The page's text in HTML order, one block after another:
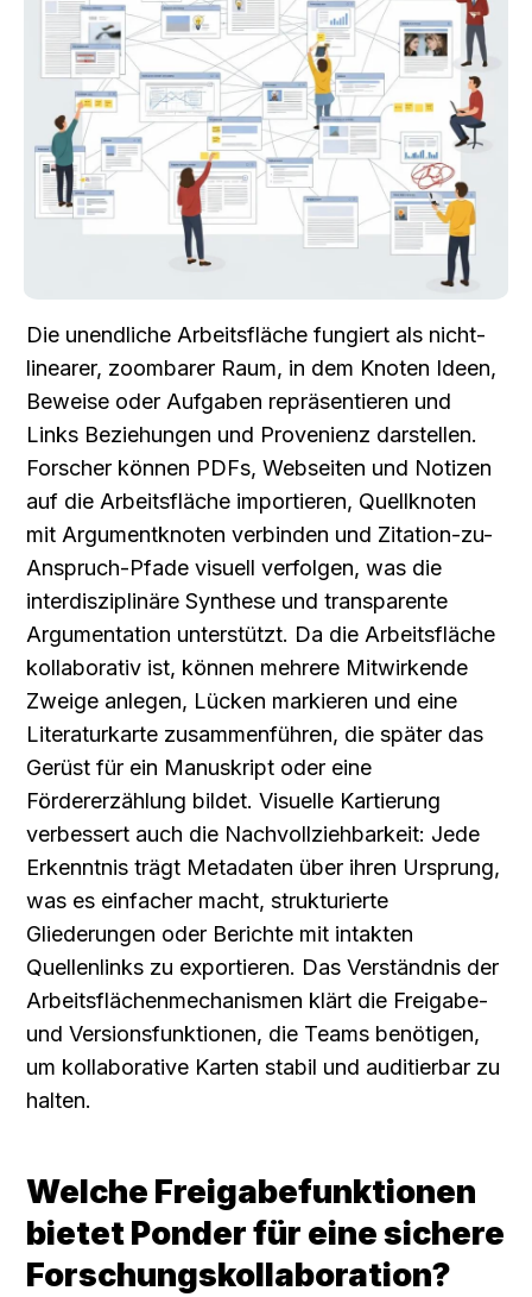
Die unendliche Arbeitsfläche fungiert als nicht-
linearer, zoombarer Raum, in dem Knoten Ideen,
Beweise oder Aufgaben repräsentieren und
Links Beziehungen und Provenienz darstellen.
Forscher können PDFs, Webseiten und Notizen
auf die Arbeitsfläche importieren, Quellknoten
mit Argumentknoten verbinden und Zitation-zu-
Anspruch-Pfade visuell verfolgen, was die
interdisziplinäre Synthese und transparente
Argumentation unterstützt. Da die Arbeitsfläche
kollaborativ ist, können mehrere Mitwirkende
Zweige anlegen, Lücken markieren und eine
Literaturkarte zusammenführen, die später das
Gerüst für ein Manuskript oder eine
Fördererzählung bildet. Visuelle Kartierung
verbessert auch die Nachvollziehbarkeit: Jede
Erkenntnis trägt Metadaten über ihren Ursprung,
was es einfacher macht, strukturierte
Gliederungen oder Berichte mit intakten
Quellenlinks zu exportieren. Das Verständnis der
Arbeitsflächenmechanismen klärt die Freigabe-
und Versionsfunktionen, die Teams benötigen,
um kollaborative Karten stabil und auditierbar zu
halten.
Welche Freigabefunktionen
bietet Ponder für eine sichere
Forschungskollaboration?